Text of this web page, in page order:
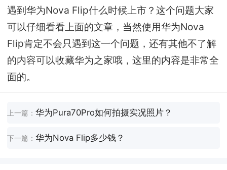
遇到华为Nova Flip什么时候上市？这个问题大家
可以仔细看看上面的文章，当然使用华为Nova
Flip肯定不会只遇到这一个问题，还有其他不了解
的内容可以收藏华为之家哦，这里的内容是非常全
面的。
上一篇：华为Pura70Pro如何拍摄实况照片？
下一篇：华为Nova Flip多少钱？